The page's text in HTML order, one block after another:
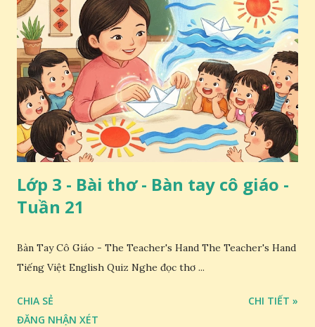
Lớp 3 - Bài thơ - Bàn tay cô giáo -
Tuần 21
Bàn Tay Cô Giáo - The Teacher's Hand The Teacher's Hand
Tiếng Việt English Quiz Nghe đọc thơ ...
CHIA SẺ
ĐĂNG NHẬN XÉT
CHI TIẾT »